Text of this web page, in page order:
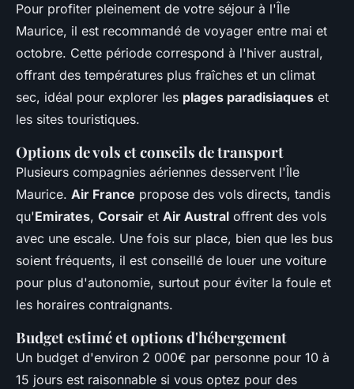
Pour profiter pleinement de votre séjour à l'Île
Maurice, il est recommandé de voyager entre mai et
octobre. Cette période correspond à l'hiver austral,
offrant des températures plus fraîches et un climat
sec, idéal pour explorer les plages paradisiaques et
les sites touristiques.
Options de vols et conseils de transport
Plusieurs compagnies aériennes desservent l'Île
Maurice. Air France propose des vols directs, tandis
qu'Emirates, Corsair et Air Austral offrent des vols
avec une escale. Une fois sur place, bien que les bus
soient fréquents, il est conseillé de louer une voiture
pour plus d'autonomie, surtout pour éviter la foule et
les horaires contraignants.
Budget estimé et options d'hébergement
Un budget d'environ 2 000€ par personne pour 10 à
15 jours est raisonnable si vous optez pour des